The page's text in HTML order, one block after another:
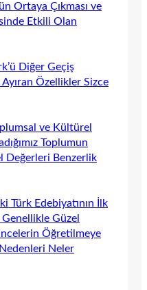
Ortaya Çıkması ve
Etkili Olan
Diğer Geçiş
Özellikler Sizce
ve Kültürel
Toplumun
Değerleri Benzerlik
Türk Edebiyatının İlk
Güzel
Öğretilmeye
Nedenleri Neler